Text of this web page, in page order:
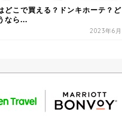
どこで買える？ドンキホーテ？
なら...
2023年6月